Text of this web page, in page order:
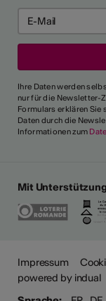
Ihre Daten werden
nur für die Newsletter-
Formulars erklären Sie
Daten durch die
Informationen zum
Mit
Impressum
powered by indual